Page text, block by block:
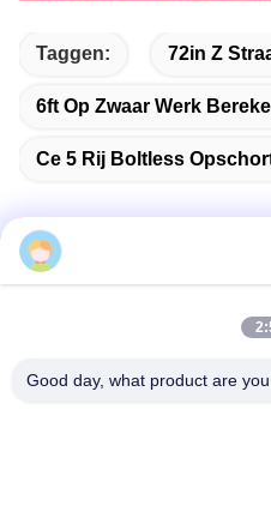
Taggen: 72in Z
6ft Op Zwaar Werk
Ce 5 Rij Boltless
Good day, what product are